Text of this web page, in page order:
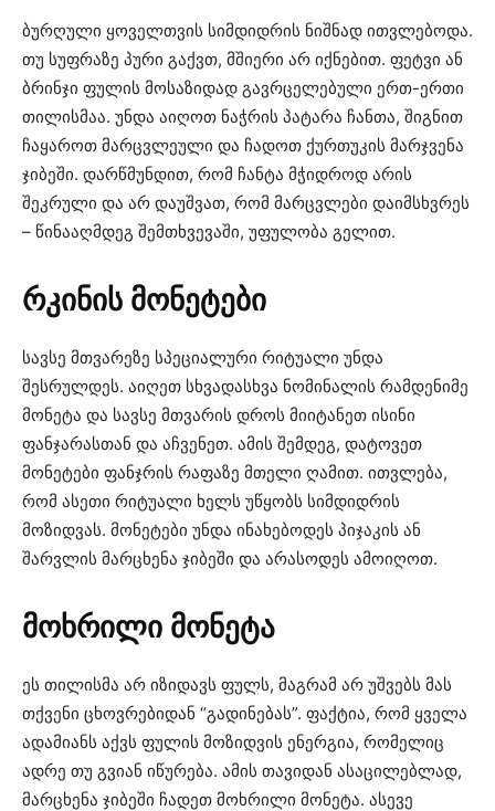
ბურღული ყოველთვის სიმდიდრის ნიშნად ითვლებოდა.
თუ სუფრაზე პური გაქვთ, მშიერი არ იქნებით. ფეტვი ან
ბრინჯი ფულის მოსაზიდად გავრცელებული ერთ-ერთი
თილისმაა. უნდა აიღოთ ნაჭრის პატარა ჩანთა, შიგნით
ჩაყაროთ მარცვლეული და ჩადოთ ქურთუკის მარჯვენა
ჯიბეში. დარწმუნდით, რომ ჩანტა მჭიდროდ არის
შეკრული და არ დაუშვათ, რომ მარცვლები დაიმსხვრეს
– წინააღმდეგ შემთხვევაში, უფულობა გელით.
რკინის მონეტები
სავსე მთვარეზე სპეციალური რიტუალი უნდა
შესრულდეს. აიღეთ სხვადასხვა ნომინალის რამდენიმე
მონეტა და სავსე მთვარის დროს მიიტანეთ ისინი
ფანჯარასთან და აჩვენეთ. ამის შემდეგ, დატოვეთ
მონეტები ფანჯრის რაფაზე მთელი ღამით. ითვლება,
რომ ასეთი რიტუალი ხელს უწყობს სიმდიდრის
მოზიდვას. მონეტები უნდა ინახებოდეს პიჯაკის ან
შარვლის მარცხენა ჯიბეში და არასოდეს ამოიღოთ.
მოხრილი მონეტა
ეს თილისმა არ იზიდავს ფულს, მაგრამ არ უშვებს მას
თქვენი ცხოვრებიდან “გადინებას”. ფაქტია, რომ ყველა
ადამიანს აქვს ფულის მოზიდვის ენერგია, რომელიც
ადრე თუ გვიან იწურება. ამის თავიდან ასაცილებლად,
მარცხენა ჯიბეში ჩადეთ მოხრილი მონეტა. ასევე